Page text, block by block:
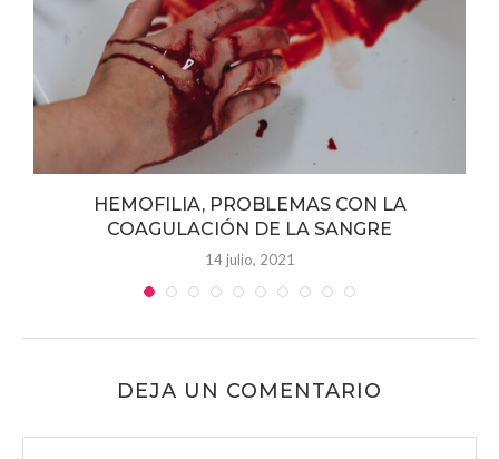
HEMOFILIA, PROBLEMAS CON LA
COAGULACIÓN DE LA SANGRE
14 julio, 2021
DEJA UN COMENTARIO